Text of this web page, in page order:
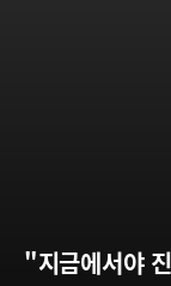
"지금에서야